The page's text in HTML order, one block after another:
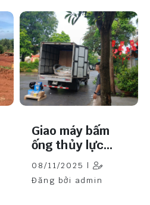
Giao máy bấm
ống thủy lực
Samway P32 về
Hải Dương
08/11/2025 |
Đăng bởi admin